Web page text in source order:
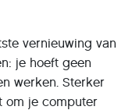
vernieuwing van
je hoeft geen
werken. Sterker
om je computer